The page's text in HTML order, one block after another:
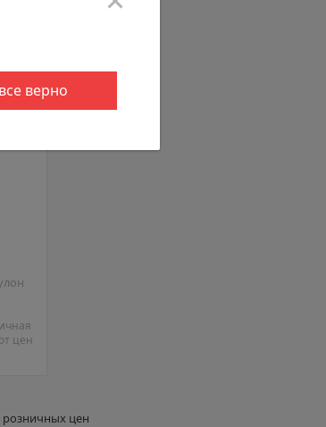
цен
цен
верно